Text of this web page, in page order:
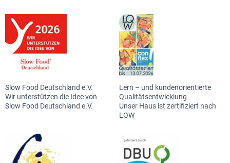
Slow Food Deutschland e.V.
Wir unterstützen die Idee von
Slow Food Deutschland e.V.
Lern – und kundenorientierte
Qualitätsentwicklung
Unser Haus ist zertifiziert nach
LQW